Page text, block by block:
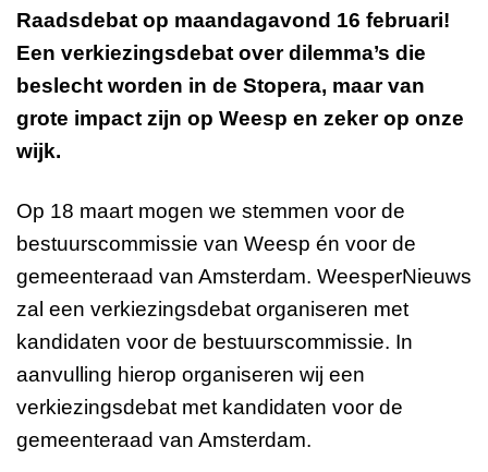
Raadsdebat op maandagavond 16 februari!
Een verkiezingsdebat over dilemma’s die
beslecht worden in de Stopera, maar van
grote impact zijn op Weesp en zeker op onze
wijk.
Op 18 maart mogen we stemmen voor de
bestuurscommissie van Weesp én voor de
gemeenteraad van Amsterdam. WeesperNieuws
zal een verkiezingsdebat organiseren met
kandidaten voor de bestuurscommissie. In
aanvulling hierop organiseren wij een
verkiezingsdebat met kandidaten voor de
gemeenteraad van Amsterdam.